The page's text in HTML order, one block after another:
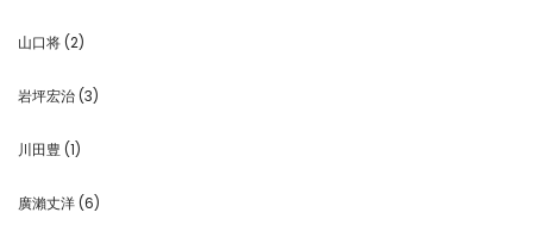
山口将 (2)
岩坪宏治 (3)
川田豊 (1)
廣瀨丈洋 (6)